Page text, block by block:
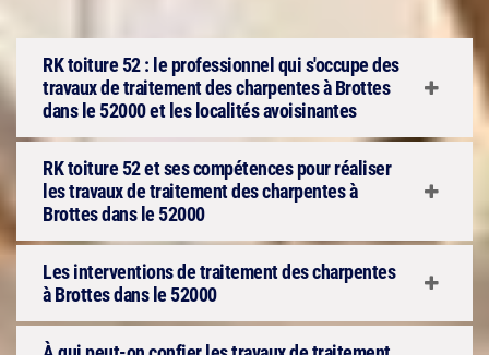
RK toiture 52 : le professionnel qui s'occupe des
travaux de traitement des charpentes à Brottes
dans le 52000 et les localités avoisinantes
RK toiture 52 et ses compétences pour réaliser
les travaux de traitement des charpentes à
Brottes dans le 52000
Les interventions de traitement des charpentes
à Brottes dans le 52000